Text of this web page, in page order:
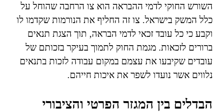
השורש החוקי לדמי ההבראה הוא צו הרחבה שהוחל על
כלל המשק בישראל. צו זה החליף את הנורמות שקדמו לו
וקבע כי כל עובד זכאי לדמי הבראה, תוך הצגת תנאים
ברורים לזכאות. מגמת החוק לתמוך בעיקר בזכותם של
עובדים שקיבעו את עצמם במקום עבודה לזכות בתנאים
נלווים אשר נועדו לשפר את איכות חייהם.
הבדלים בין המגזר הפרטי והציבורי